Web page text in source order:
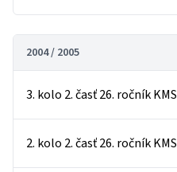
2004 / 2005
3. kolo 2. časť 26. ročník KMS
2. kolo 2. časť 26. ročník KMS